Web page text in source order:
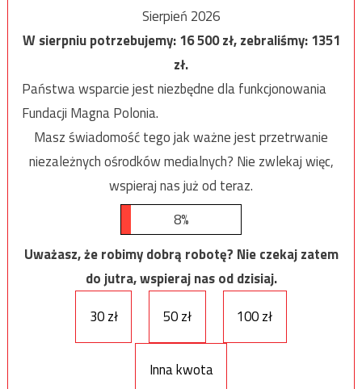
Sierpień 2026
W sierpniu potrzebujemy:16 500zł, zebraliśmy:1351
zł.
Państwa wsparcie jest niezbędne dla funkcjonowania
Fundacji Magna Polonia.
Masz świadomość tego jak ważne jest przetrwanie
niezależnych ośrodków medialnych? Nie zwlekaj więc,
wspieraj nas już od teraz.
8%
Uważasz, że robimy dobrą robotę? Nie czekaj zatem
do jutra, wspieraj nas od dzisiaj.
30 zł
50 zł 100 zł
Inna kwota